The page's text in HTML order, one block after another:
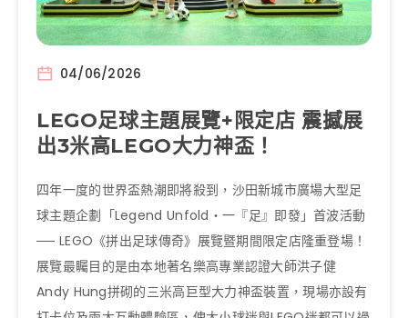
04/06/2026
LEGO足球主題展覽+限定店 震撼展
出3米高LEGO大力神盃！
四年一度的世界盃熱潮即將殺到，沙田新城市廣場大型足
球主題企劃「Legend Unfold・一『足』即發」首波活動
── LEGO《拼出足球傳奇》展覽暨期間限定店隆重登場！
展覽最矚目的是由本地著名樂高專業認證大師洪子健
Andy Hung拼砌的三米高巨型大力神盃裝置，現場亦設有